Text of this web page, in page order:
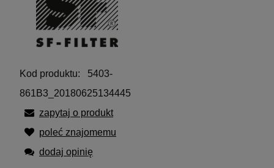
Kod produktu:
5403-
861B3_20180625134445
zapytaj o produkt
poleć znajomemu
dodaj opinię